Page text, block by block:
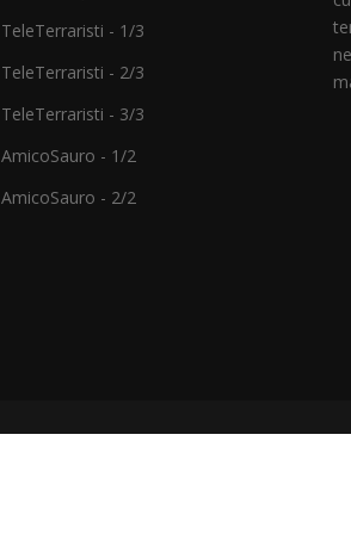
TeleTerraristi - 1/3
TeleTerraristi - 2/3
TeleTerraristi - 3/3
AmicoSauro - 1/2
AmicoSauro - 2/2